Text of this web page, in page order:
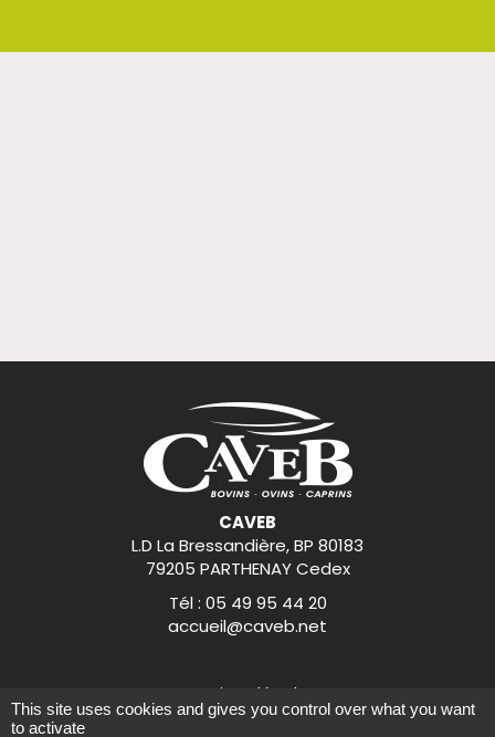
CAVEB
L.D La Bressandière, BP 80183
79205 PARTHENAY Cedex
Tél : 05 49 95 44 20
accueil@caveb.net
Mentions légales
This site uses cookies and gives you control over what you want
to activate